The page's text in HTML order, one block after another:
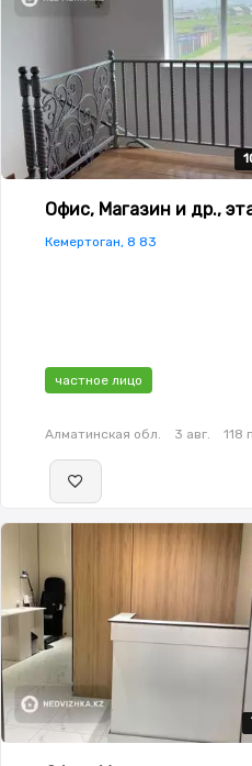
Офис, Магазин и др.,
Кемертоган, 8 83
частное лицо
Алматинская обл. 3 авг. 118